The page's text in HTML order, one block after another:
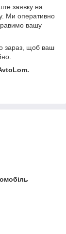
заявку на
Ми оперативно
вашу
зараз, щоб ваш